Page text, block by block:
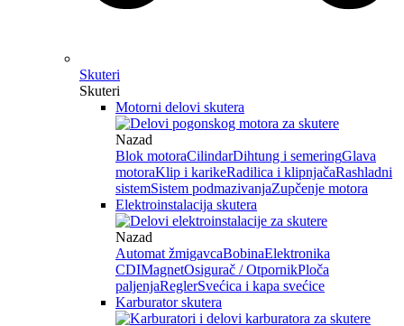
Skuteri
Skuteri
Motorni delovi skutera
Nazad
Blok motoraCilindarDihtung i semeringGlava
motoraKlip i karikeRadilica i klipnjačaRashladni
sistemSistem podmazivanjaZupčenje motora
Elektroinstalacija skutera
Nazad
Automat žmigavcaBobinaElektronika
CDIMagnetOsigurač / OtpornikPloča
paljenjaReglerSvećica i kapa svećice
Karburator skutera